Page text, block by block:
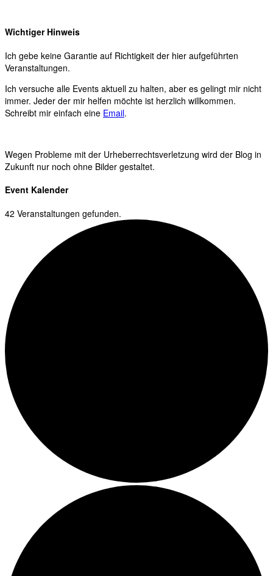
Wichtiger Hinweis
Ich gebe keine Garantie auf Richtigkeit der hier aufgeführten
Veranstaltungen.
Ich versuche alle Events aktuell zu halten, aber es gelingt mir nicht
immer. Jeder der mir helfen möchte ist herzlich willkommen.
Schreibt mir einfach eine Email.
Wegen Probleme mit der Urheberrechtsverletzung wird der Blog in
Zukunft nur noch ohne Bilder gestaltet.
Event Kalender
42 Veranstaltungen gefunden.